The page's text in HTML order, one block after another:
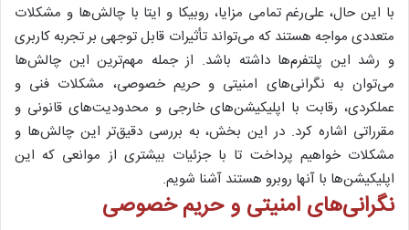
با این حال، علی‌رغم تمامی مزایا، روبیکا و ایتا با چالش‌ها و مشکلات
متعددی مواجه هستند که می‌تواند تأثیرات قابل توجهی بر تجربه کاربری
و رشد این پلتفرم‌ها داشته باشد. از جمله مهم‌ترین این چالش‌ها
می‌توان به نگرانی‌های امنیتی و حریم خصوصی، مشکلات فنی و
عملکردی، رقابت با اپلیکیشن‌های خارجی و محدودیت‌های قانونی و
مقرراتی اشاره کرد. در این بخش، به بررسی دقیق‌تر این چالش‌ها و
مشکلات خواهیم پرداخت تا با جزئیات بیشتری از موانعی که این
اپلیکیشن‌ها با آنها روبرو هستند آشنا شویم.
نگرانی‌های امنیتی و حریم خصوصی